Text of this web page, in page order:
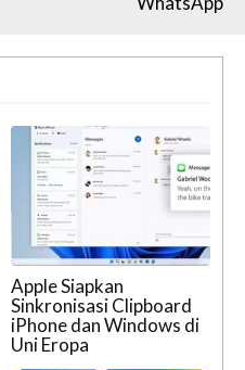
Apple Siapkan
Sinkronisasi Clipboard
iPhone dan Windows di
Uni Eropa